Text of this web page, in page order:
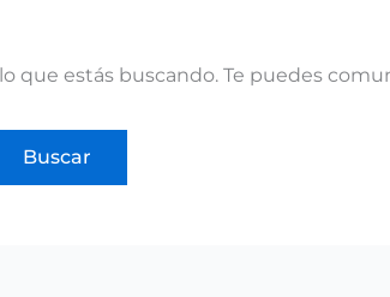
que estás buscando. Te puedes